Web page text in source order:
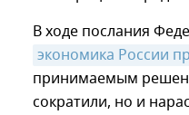
В ходе послания
экономика России
принимаемым
сократили, но и